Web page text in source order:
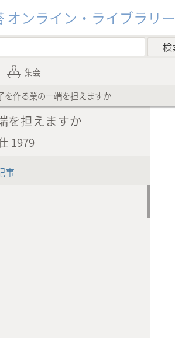
オンライン・ライブラリー
集会
を作る業の一端を担えますか
を担えますか
1979
事